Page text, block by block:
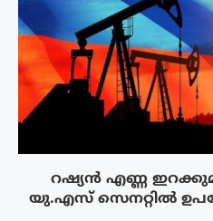
റഷ്യൻ എണ്ണ
യു.എസ് സെനറ്റിൽ